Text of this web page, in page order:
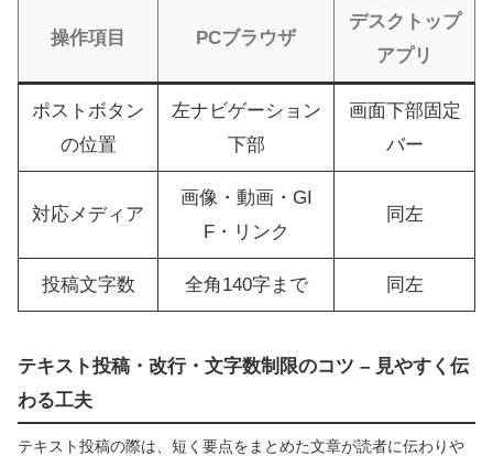
操作項目 PCブラウザ
デスクトップ
アプリ
ポストボタン
の位置
左ナビゲーション
下部
画面下部固定
バー
対応メディア
画像・動画・GI
F・リンク
同左
投稿文字数 全角140字まで 同左
テキスト投稿・改行・文字数制限のコツ – 見やすく伝
わる工夫
テキスト投稿の際は、短く要点をまとめた文章が読者に伝わりや